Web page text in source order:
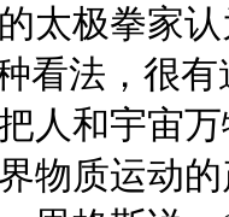
太极拳家
看法，很
人和宇宙
物质运动